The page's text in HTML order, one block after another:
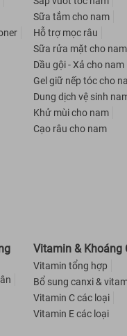
Sữa tắm cho nam
Hỗ trợ mọc râu
Sữa rửa mặt cho nam
Dầu gội - Xả cho nam
Gel giữ nếp tóc cho
Dung dịch vệ sinh
Khử mùi cho nam
Cạo râu cho nam
Vitamin & Khoáng
Vitamin tổng hợp
Bổ sung canxi &
Vitamin C các loại
Vitamin E các loại